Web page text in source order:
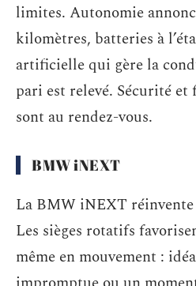
limites. Autonomie
kilomètres, batteries à
artificielle qui gère la
pari est relevé. Sécurité
sont au rendez-vous.
BMW iNEXT
La BMW iNEXT réinvente
Les sièges rotatifs
même en mouvement :